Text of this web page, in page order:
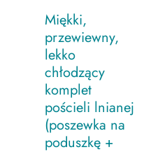
Miękki,
przewiewny,
lekko
chłodzący
komplet
pościeli lnianej
(poszewka na
poduszkę +